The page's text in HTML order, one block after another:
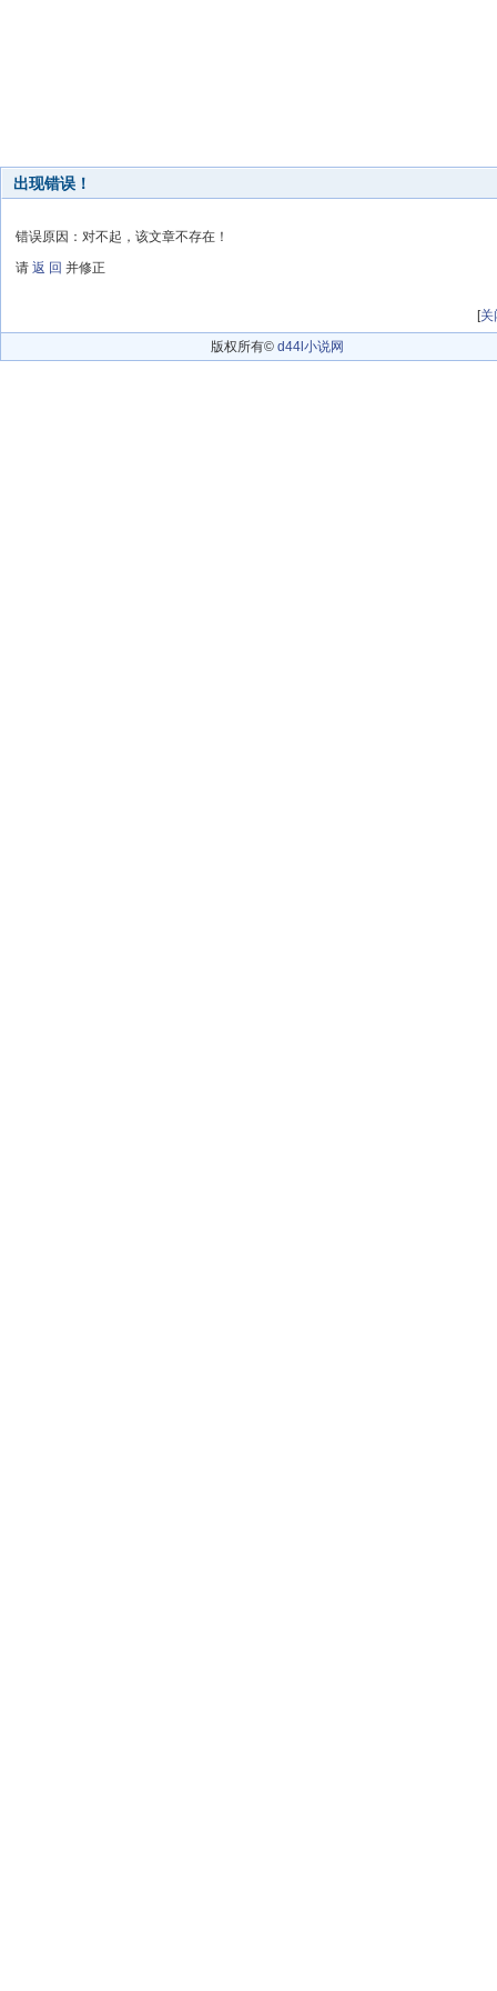
出现错误！
错误原因：对不起，该文章不存在！
请 返 回 并修正
[关
版权所有© d44l小说网